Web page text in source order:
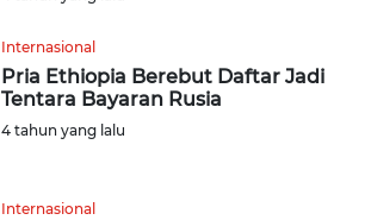
Internasional
Pria Ethiopia Berebut Daftar Jadi
Tentara Bayaran Rusia
4 tahun yang lalu
Internasional